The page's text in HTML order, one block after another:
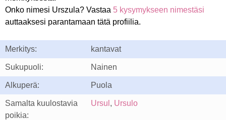
Onko nimesi Urszula? Vastaa 5 kysymykseen nimestäsi
auttaaksesi parantamaan tätä profiilia.
Merkitys: kantavat
Sukupuoli: Nainen
Alkuperä: Puola
Samalta kuulostavia
poikia:
Ursul , Ursulo